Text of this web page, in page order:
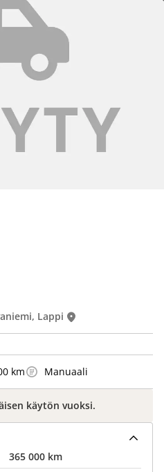
Lappi
km Manuaali
käytön vuoksi.
365 000 km